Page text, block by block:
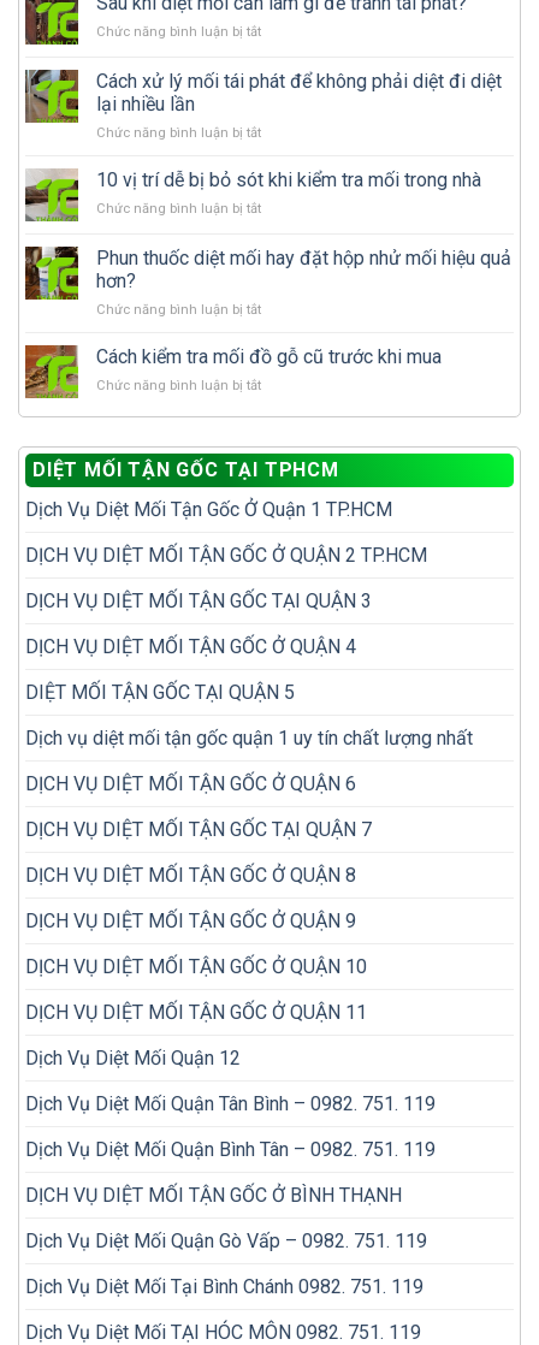
Chức năng bình luận bị tắtở
khi
diệt
cần
gì
tránh
phát?
Cách xử lý mối tái phát để không phải diệt đi diệt
lại nhiều lần
Chức năng bình luận bị tắtở
xử
mối
phát
phải
đi
nhiều
10 vị trí dễ bị bỏ sót khi kiểm tra mối trong nhà
Chức năng bình luận bị tắtở
vị
trí
bị
sót
khi
kiểm
trong
nhà
Phun thuốc diệt mối hay đặt hộp nhử mối hiệu quả
hơn?
Chức năng bình luận bị tắtở
thuốc
diệt
mối
hộp
nhử
mối
hiệu
hơn?
Cách kiểm tra mối đồ gỗ cũ trước khi mua
Chức năng bình luận bị tắtở
tra
mối
đồ
gỗ
trước
khi
DIỆT MỐI TẬN GỐC TẠI TPHCM
Dịch Vụ Diệt Mối Tận Gốc Ở Quận 1 TP.HCM
DỊCH VỤ DIỆT MỐI TẬN GỐC Ở QUẬN 2 TP.HCM
DỊCH VỤ DIỆT MỐI TẬN GỐC TẠI QUẬN 3
DỊCH VỤ DIỆT MỐI TẬN GỐC Ở QUẬN 4
DIỆT MỐI TẬN GỐC TẠI QUẬN 5
Dịch vụ diệt mối tận gốc quận 1 uy tín chất lượng nhất
DỊCH VỤ DIỆT MỐI TẬN GỐC Ở QUẬN 6
DỊCH VỤ DIỆT MỐI TẬN GỐC TẠI QUẬN 7
DỊCH VỤ DIỆT MỐI TẬN GỐC Ở QUẬN 8
DỊCH VỤ DIỆT MỐI TẬN GỐC Ở QUẬN 9
DỊCH VỤ DIỆT MỐI TẬN GỐC Ở QUẬN 10
DỊCH VỤ DIỆT MỐI TẬN GỐC Ở QUẬN 11
Dịch Vụ Diệt Mối Quận 12
Dịch Vụ Diệt Mối Quận Tân Bình – 0982. 751. 119
Dịch Vụ Diệt Mối Quận Bình Tân – 0982. 751. 119
DỊCH VỤ DIỆT MỐI TẬN GỐC Ở BÌNH THẠNH
Dịch Vụ Diệt Mối Quận Gò Vấp – 0982. 751. 119
Dịch Vụ Diệt Mối Tại Bình Chánh 0982. 751. 119
Dịch Vụ Diệt Mối TẠI HÓC MÔN 0982. 751. 119